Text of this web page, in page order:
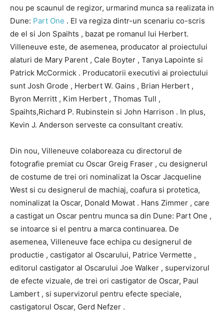
nou pe scaunul de regizor, urmarind munca sa realizata in
Dune: Part One . El va regiza dintr-un scenariu co-scris
de el si Jon Spaihts , bazat pe romanul lui Herbert.
Villeneuve este, de asemenea, producator al proiectului
alaturi de Mary Parent , Cale Boyter , Tanya Lapointe si
Patrick McCormick . Producatorii executivi ai proiectului
sunt Josh Grode , Herbert W. Gains , Brian Herbert ,
Byron Merritt , Kim Herbert , Thomas Tull ,
Spaihts,Richard P. Rubinstein si John Harrison . In plus,
Kevin J. Anderson serveste ca consultant creativ.
Din nou, Villeneuve colaboreaza cu directorul de
fotografie premiat cu Oscar Greig Fraser , cu designerul
de costume de trei ori nominalizat la Oscar Jacqueline
West si cu designerul de machiaj, coafura si protetica,
nominalizat la Oscar, Donald Mowat . Hans Zimmer , care
a castigat un Oscar pentru munca sa din Dune: Part One ,
se intoarce si el pentru a marca continuarea. De
asemenea, Villeneuve face echipa cu designerul de
productie , castigator al Oscarului, Patrice Vermette ,
editorul castigator al Oscarului Joe Walker , supervizorul
de efecte vizuale, de trei ori castigator de Oscar, Paul
Lambert , si supervizorul pentru efecte speciale,
castigatorul Oscar, Gerd Nefzer .